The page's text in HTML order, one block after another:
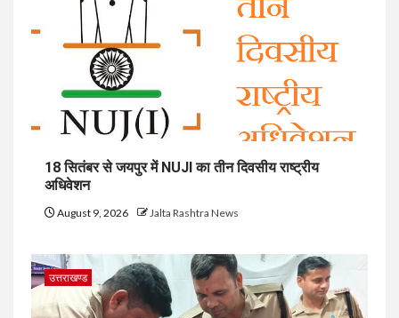
18 सितंबर से जयपुर में NUJI का तीन दिवसीय राष्ट्रीय
अधिवेशन
August 9, 2026 Jalta Rashtra News
उत्तराखण्ड